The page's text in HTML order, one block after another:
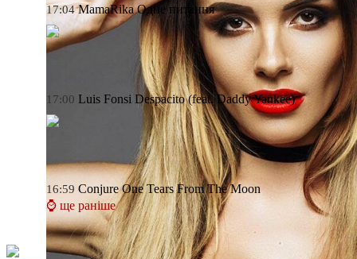
17:04 MamaRika Одне питання
17:00 Luis Fonsi Despacito (feat. Daddy Yankee)
16:59 Conjure One Tears From The Moon
⌚ ще раніше